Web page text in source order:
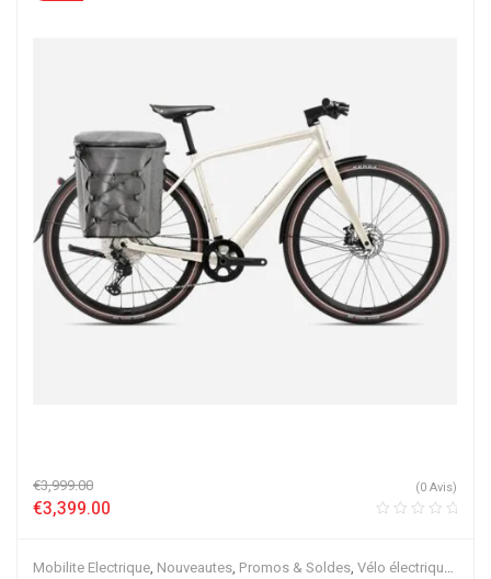
€3,999.00
€3,399.00
(0 Avis)
Mobilite Electrique, Nouveautes, Promos & Soldes, Vélo électrique